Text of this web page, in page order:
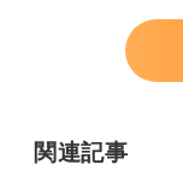
関連記事